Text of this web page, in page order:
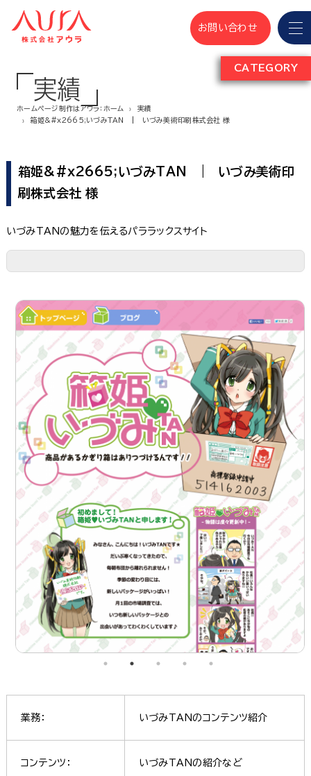
お問い合わせ
実績
ホームページ制作はアウラ：ホーム
実績
箱姫&#x2665;いづみTAN | いづみ美術印刷株式会社 様
箱姫&#x2665;いづみTAN | いづみ美術印
刷株式会社 様
いづみTANの魅力を伝えるパララックスサイト
業務： いづみTANのコンテンツ紹介
コンテンツ： いづみTANの紹介など
CATEGORY